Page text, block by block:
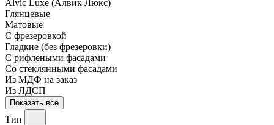
Alvic Luxe (Алвик Люкс)
Глянцевые
Матовые
С фрезеровкой
Гладкие (без фрезеровки)
С рифлеными фасадами
Со стеклянными фасадами
Из МДФ на заказ
Из ЛДСП
Показать все
Тип